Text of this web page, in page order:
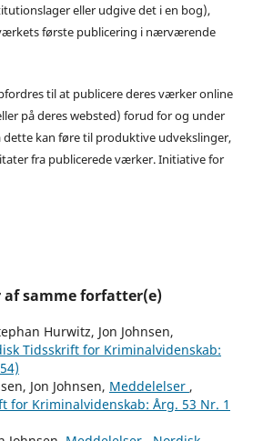
eller udgive det i en bog),
første publicering i nærværende
til at publicere deres værker online
på deres websted) forud for og under
dette kan føre til produktive udvekslinger,
fra publicerede værker. Initiative for
samme forfatter(e)
Hurwitz, Jon Johnsen,
Tidsskrift for Kriminalvidenskab:
Jon Johnsen, Meddelelser ,
for Kriminalvidenskab: Årg. 53 Nr. 1